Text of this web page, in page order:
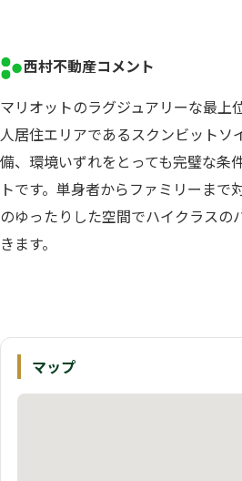
西村不動産コメント
マリオットのラグジュアリーな最上
人居住エリアであるスクンビットソ
備、環境いずれをとっても完璧な条
トです。単身者からファミリーまで
のゆったりした空間でハイクラスの
きます。
マップ